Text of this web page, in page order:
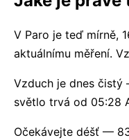
V Paro je teď mírně,
aktuálnímu měření.
Vzduch je dnes čistý
světlo trvá od 05:28
Očekávejte déšť —